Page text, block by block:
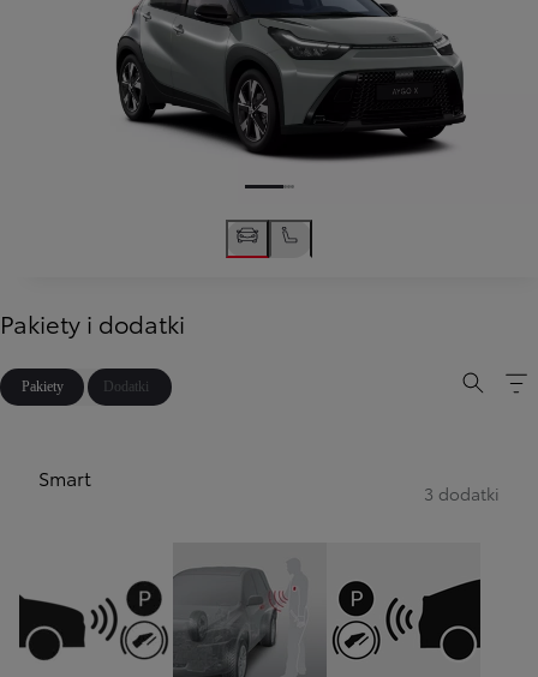
Pakiety i dodatki
Pakiety Dodatki
Smart
3 dodatki